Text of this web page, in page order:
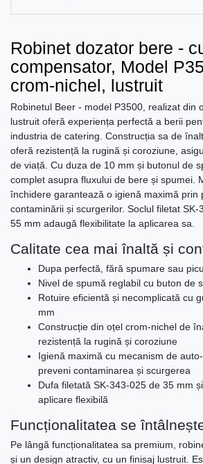
Robinet dozator bere -
compensator, Model
crom-nichel, lustruit
Robinetul Beer - model P3500, realizat din
lustruit oferă experiența perfectă a berii
industria de catering. Construcția sa de
oferă rezistență la rugină și coroziune,
de viață. Cu duza de 10 mm și butonul de
complet asupra fluxului de bere și spumei.
închidere garantează o igienă maximă prin
contaminării și scurgerilor. Soclul filetat
55 mm adaugă flexibilitate la aplicarea sa.
Calitate cea mai înaltă și
Dupa perfectă, fără spumare sau
Nivel de spumă reglabil cu buton de
Rotuire eficientă și necomplicată cu
mm
Construcție din oțel crom-nichel de
rezistență la rugină și coroziune
Igienă maximă cu mecanism de
preveni contaminarea și scurgerea
Dufa filetată SK-343-025 de 35 mm
aplicare flexibilă
Funcționalitatea se
Pe lângă funcționalitatea sa premium,
și un design atractiv, cu un finisaj lustruit.